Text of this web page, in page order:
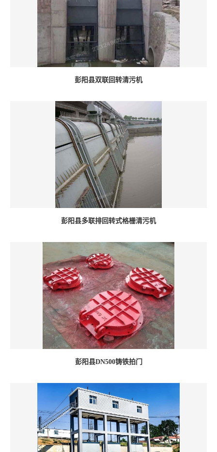
彭阳县双联回转清污机
彭阳县多联排回转式格栅清污机
彭阳县DN500铸铁拍门